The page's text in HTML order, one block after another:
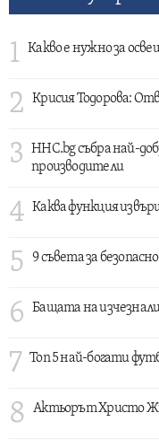
1 Какво е нужно за
2 Крисия Тодорова:
3
HHC.bg събра най-
производители
4 Каква функция
5 9 съвета за
6 Бащата на
7 Топ 5 най-богати
8 Актьорът Христо